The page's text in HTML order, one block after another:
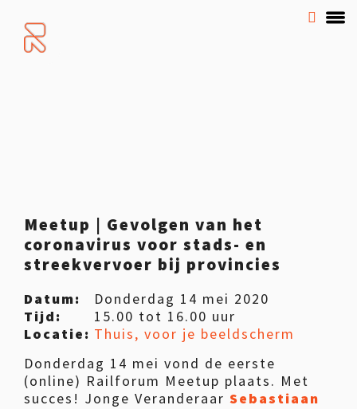
Meetup | Gevolgen van het
coronavirus voor stads- en
streekvervoer bij provincies
Datum:
Donderdag 14 mei 2020
Tijd:
15.00 tot 16.00 uur
Locatie: Thuis, voor je beeldscherm
Donderdag 14 mei vond de eerste
(online) Railforum Meetup plaats. Met
succes! Jonge Veranderaar Sebastiaan